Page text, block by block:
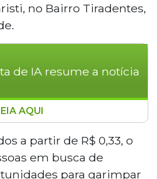
no Bairro Tiradentes,
de IA resume a notícia
Christi promoveu
bazar de caridade no
em Campo Grande,
de trinta e três
AQUI
a partir de R$ 0,33, o
em busca de
para garimpar